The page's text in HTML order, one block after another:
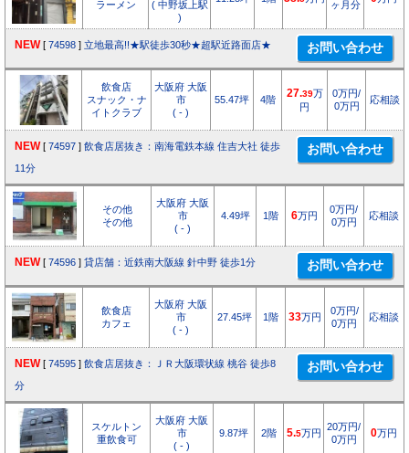
ラーメン
( 中野坂上駅
)
ヶ月分
NEW [ 74598 ] 立地最高!!★駅徒歩30秒★超駅近路面店★
飲食店
スナック・ナ
イトクラブ
大阪府 大阪
市
( - )
55.47坪 4階
27.39万
円
0万円/
0万円
応相談
NEW [ 74597 ] 飲食店居抜き：南海電鉄本線 住吉大社 徒歩
11分
その他
その他
大阪府 大阪
市
( - )
4.49坪 1階 6万円
0万円/
0万円
応相談
NEW [ 74596 ] 貸店舗：近鉄南大阪線 針中野 徒歩1分
飲食店
カフェ
大阪府 大阪
市
( - )
27.45坪 1階 33万円
0万円/
0万円
応相談
NEW [ 74595 ] 飲食店居抜き：ＪＲ大阪環状線 桃谷 徒歩8
分
スケルトン
重飲食可
大阪府 大阪
市
( - )
9.87坪 2階 5.5万円
20万円/
0万円
0万円